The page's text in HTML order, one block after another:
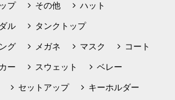
プ その他 ハット
ル タンクトップ
グ メガネ マスク コート
ー スウェット ベレー
セットアップ キーホルダー